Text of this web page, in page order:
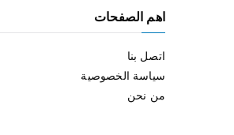
اهم الصفحات
اتصل بنا
سياسة الخصوصية
من نحن